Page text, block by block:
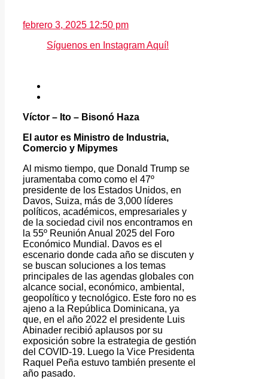
febrero 3, 2025 12:50 pm
Síguenos en Instagram Aquí!
Víctor – Ito – Bisonó Haza
El autor es Ministro de Industria,
Comercio y Mipymes
Al mismo tiempo, que Donald Trump se
juramentaba como como el 47º
presidente de los Estados Unidos, en
Davos, Suiza, más de 3,000 líderes
políticos, académicos, empresariales y
de la sociedad civil nos encontramos en
la 55º Reunión Anual 2025 del Foro
Económico Mundial. Davos es el
escenario donde cada año se discuten y
se buscan soluciones a los temas
principales de las agendas globales con
alcance social, económico, ambiental,
geopolítico y tecnológico. Este foro no es
ajeno a la República Dominicana, ya
que, en el año 2022 el presidente Luis
Abinader recibió aplausos por su
exposición sobre la estrategia de gestión
del COVID-19. Luego la Vice Presidenta
Raquel Peña estuvo también presente el
año pasado.